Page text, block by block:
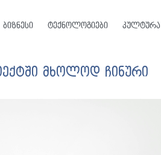
ბიზნესი ტექნოლოგიები კულტურა
მხოლოდ ჩინური